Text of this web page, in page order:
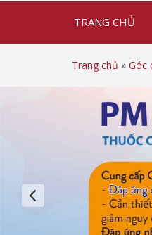
TRANG CHỦ
Trang chủ » Góc